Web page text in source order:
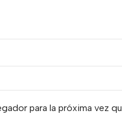
para la próxima vez